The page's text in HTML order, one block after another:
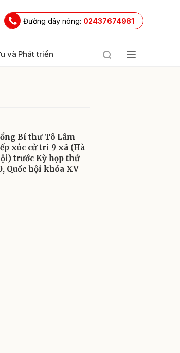
Đường dây nóng: 02437674981
và Phát triển
Bí thư Tô Lâm
xúc cử tri 9 xã (Hà
trước Kỳ họp thứ
Quốc hội khóa XV